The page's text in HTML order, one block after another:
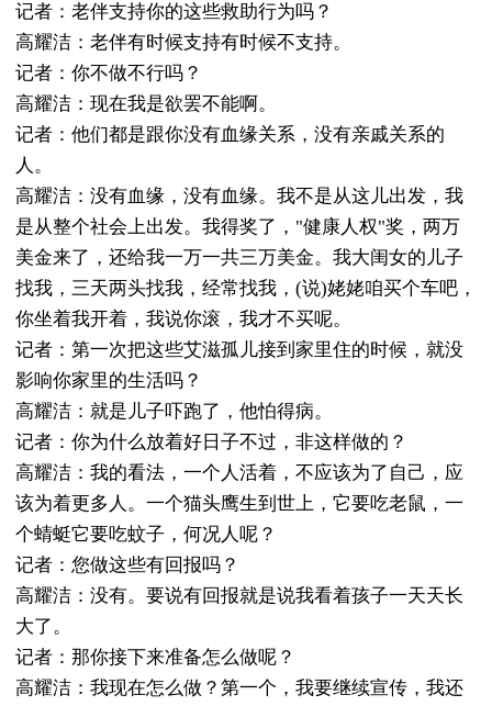
记者：老伴支持你的这些救助行为吗？
高耀洁：老伴有时候支持有时候不支持。
记者：你不做不行吗？
高耀洁：现在我是欲罢不能啊。
记者：他们都是跟你没有血缘关系，没有亲戚关系的
人。
高耀洁：没有血缘，没有血缘。我不是从这儿出发，我
是从整个社会上出发。我得奖了，"健康人权"奖，两万
美金来了，还给我一万一共三万美金。我大闺女的儿子
找我，三天两头找我，经常找我，(说)姥姥咱买个车吧，
你坐着我开着，我说你滚，我才不买呢。
记者：第一次把这些艾滋孤儿接到家里住的时候，就没
影响你家里的生活吗？
高耀洁：就是儿子吓跑了，他怕得病。
记者：你为什么放着好日子不过，非这样做的？
高耀洁：我的看法，一个人活着，不应该为了自己，应
该为着更多人。一个猫头鹰生到世上，它要吃老鼠，一
个蜻蜓它要吃蚊子，何况人呢？
记者：您做这些有回报吗？
高耀洁：没有。要说有回报就是说我看着孩子一天天长
大了。
记者：那你接下来准备怎么做呢？
高耀洁：我现在怎么做？第一个，我要继续宣传，我还